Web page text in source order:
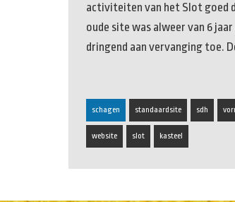
activiteiten van het Slot goed
oude site was alweer van 6 jaar
dringend aan vervanging toe.
schagen standaardsite sdh
website slot kasteel